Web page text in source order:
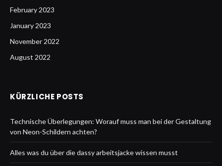
February 2023
January 2023
November 2022
August 2022
KÜRZLICHE POSTS
Technische Überlegungen: Worauf muss man bei der Gestaltung
von Neon-Schildern achten?
Alles was du über die dassy arbeitsjacke wissen musst